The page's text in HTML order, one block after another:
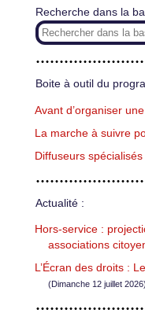
Recherche dans la
Boite à outil du
Avant d’organiser
La marche à suivre
Diffuseurs spécialisés
Actualité :
Hors-service :
associations
L’Écran des droits :
(Dimanche 12 juillet 2026)